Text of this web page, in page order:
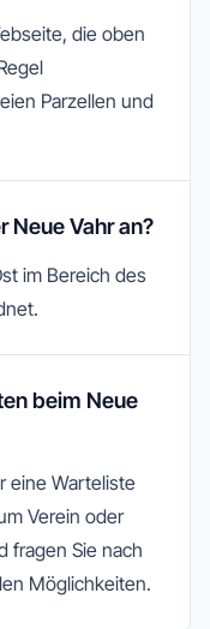
die oben
Parzellen und
Neue Vahr an?
im Bereich des
beim Neue
eine Warteliste
Verein oder
fragen Sie nach
Möglichkeiten.